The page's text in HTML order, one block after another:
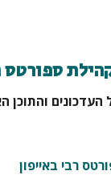
ספורטס
והתוכן
רבי באייפון